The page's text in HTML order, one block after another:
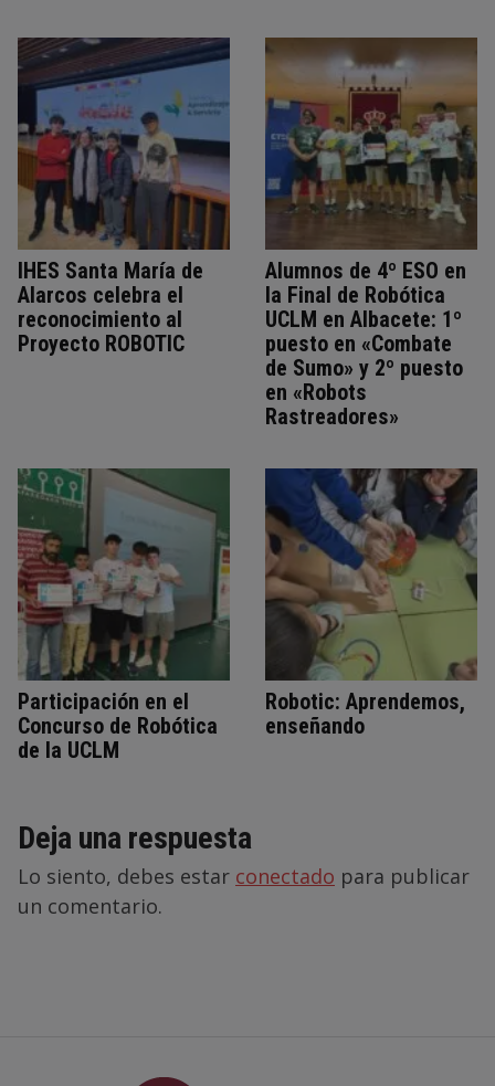
IHES Santa María de
Alarcos celebra el
reconocimiento al
Proyecto ROBOTIC
Alumnos de 4º ESO en
la Final de Robótica
UCLM en Albacete: 1º
puesto en «Combate
de Sumo» y 2º puesto
en «Robots
Rastreadores»
Participación en el
Concurso de Robótica
de la UCLM
Robotic: Aprendemos,
enseñando
Deja una respuesta
Lo siento, debes estar conectado para publicar
un comentario.